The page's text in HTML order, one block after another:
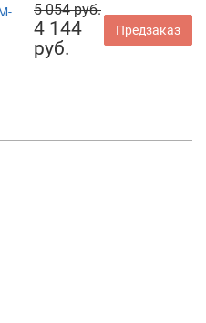
5 054 руб.
4 144
руб.
Предзаказ